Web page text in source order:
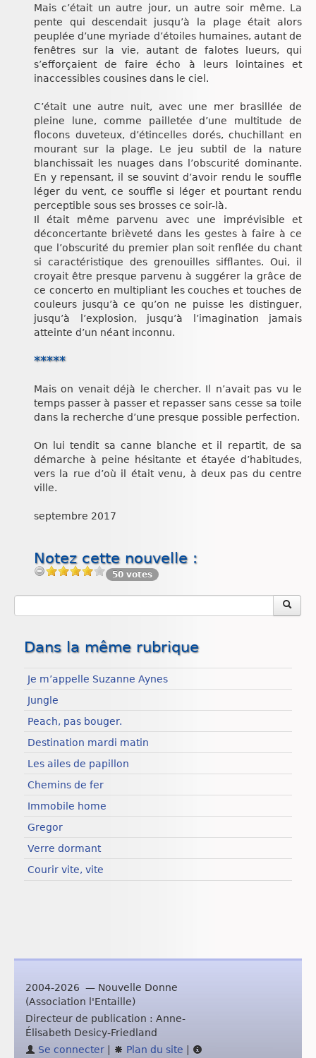
Mais c’était un autre jour, un autre soir même. La
pente qui descendait jusqu’à la plage était alors
peuplée d’une myriade d’étoiles humaines, autant de
fenêtres sur la vie, autant de falotes lueurs, qui
s’efforçaient de faire écho à leurs lointaines et
inaccessibles cousines dans le ciel.
C’était une autre nuit, avec une mer brasillée de
pleine lune, comme pailletée d’une multitude de
flocons duveteux, d’étincelles dorés, chuchillant en
mourant sur la plage. Le jeu subtil de la nature
blanchissait les nuages dans l’obscurité dominante.
En y repensant, il se souvint d’avoir rendu le souffle
léger du vent, ce souffle si léger et pourtant rendu
perceptible sous ses brosses ce soir-là.
Il était même parvenu avec une imprévisible et
déconcertante brièveté dans les gestes à faire à ce
que l’obscurité du premier plan soit renflée du chant
si caractéristique des grenouilles sifflantes. Oui, il
croyait être presque parvenu à suggérer la grâce de
ce concerto en multipliant les couches et touches de
couleurs jusqu’à ce qu’on ne puisse les distinguer,
jusqu’à l’explosion, jusqu’à l’imagination jamais
atteinte d’un néant inconnu.
*****
Mais on venait déjà le chercher. Il n’avait pas vu le
temps passer à passer et repasser sans cesse sa toile
dans la recherche d’une presque possible perfection.
On lui tendit sa canne blanche et il repartit, de sa
démarche à peine hésitante et étayée d’habitudes,
vers la rue d’où il était venu, à deux pas du centre
ville.
septembre 2017
Notez cette nouvelle :
50 votes
Dans la même rubrique
Je m’appelle Suzanne Aynes
Jungle
Peach, pas bouger.
Destination mardi matin
Les ailes de papillon
Chemins de fer
Immobile home
Gregor
Verre dormant
Courir vite, vite
2004-2026 — Nouvelle Donne
(Association l'Entaille)
Directeur de publication : Anne-
Élisabeth Desicy-Friedland
Se connecter
Plan du site